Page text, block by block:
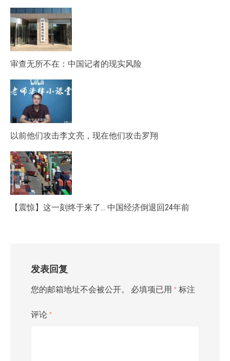
审查无所不在：中国记者的现实风险
以前他们攻击李文亮，现在他们攻击罗翔
【震惊】这一刻终于来了… 中国经济倒退回24年前
发表回复
您的邮箱地址不会被公开。 必填项已用 * 标注
评论 *